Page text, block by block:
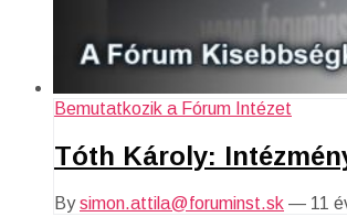
Bemutatkozik a Fórum Intézet
Tóth Károly:
Bysimon.attila@foruminst.sk — 11